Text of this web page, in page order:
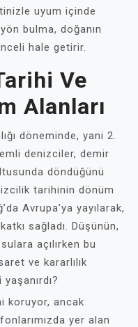
uyum içinde
bulma, doğanın
hale getirir.
Ve
Alanları
döneminde, yani 2.
denizciler, demir
döndüğünü
tarihinin dönüm
Avrupa’ya yayılarak,
sağladı. Düşünün,
açılırken bu
ve kararlılık
koruyor, ancak
yer alan